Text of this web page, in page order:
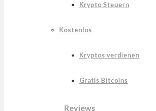
Krypto Steuern
Kostenlos
Kryptos verdienen
Gratis Bitcoins
Reviews